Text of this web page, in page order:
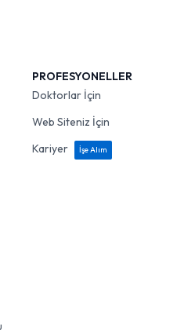
PROFESYONELLER
Doktorlar İçin
Web Siteniz İçin
Kariyer
İşe Alım